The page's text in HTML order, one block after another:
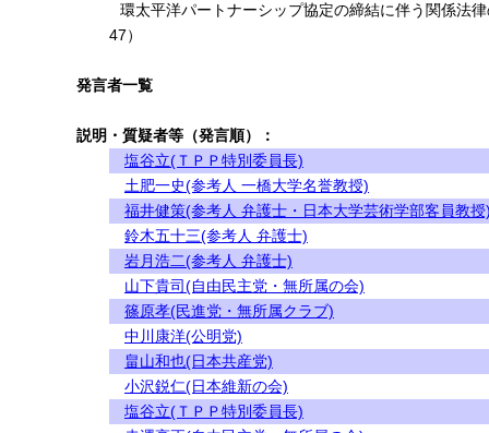
環太平洋パートナーシップ協定の締結に伴う関係法
47）
発言者一覧
説明・質疑者等（発言順）：
塩谷立(ＴＰＰ特別委員長)
土肥一史(参考人 一橋大学名誉教授)
福井健策(参考人 弁護士・日本大学芸術学部客員教授
鈴木五十三(参考人 弁護士)
岩月浩二(参考人 弁護士)
山下貴司(自由民主党・無所属の会)
篠原孝(民進党・無所属クラブ)
中川康洋(公明党)
畠山和也(日本共産党)
小沢鋭仁(日本維新の会)
塩谷立(ＴＰＰ特別委員長)